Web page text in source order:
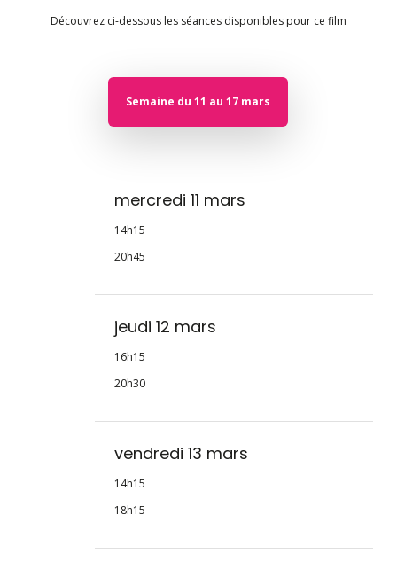
Découvrez ci-dessous les séances disponibles pour ce film
Semaine du 11 au 17 mars
mercredi 11 mars
14h15
20h45
jeudi 12 mars
16h15
20h30
vendredi 13 mars
14h15
18h15